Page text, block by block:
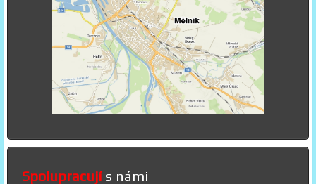
Spolupracujís námi